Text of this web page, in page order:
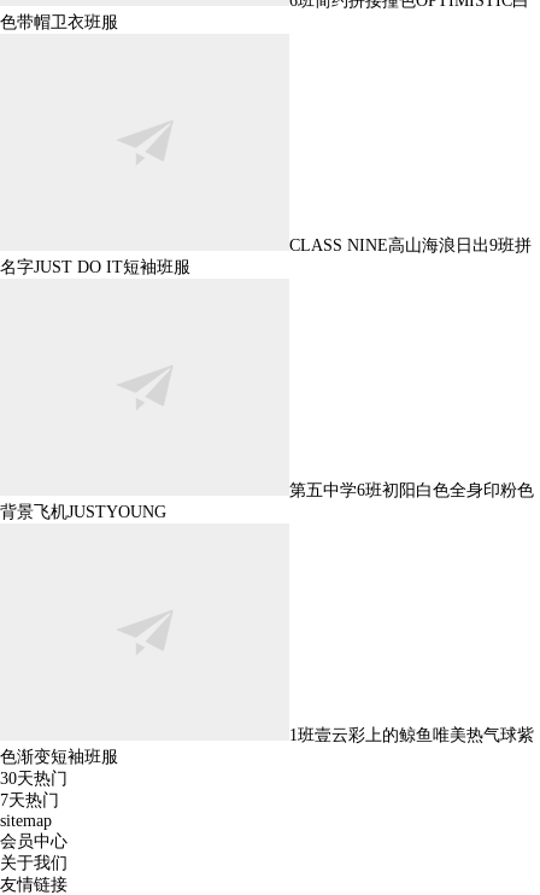
色带帽卫衣班服
CLASS NINE高山海浪日出9班拼
名字JUST DO IT短袖班服
第五中学6班初阳白色全身印粉色
背景飞机JUSTYOUNG
1班壹云彩上的鲸鱼唯美热气球紫
色渐变短袖班服
30天热门
7天热门
sitemap
会员中心
关于我们
友情链接